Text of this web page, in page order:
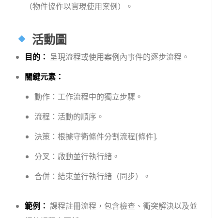
（物件協作以實現使用案例）。
活動圖
目的： 呈現流程或使用案例內事件的逐步流程。
關鍵元素：
動作 ：工作流程中的獨立步驟。
流程 ：活動的順序。
決策 ：根據守衛條件分割流程[條件].
分叉 ：啟動並行執行緒。
合併 ：結束並行執行緒（同步）。
範例： 課程註冊流程，包含檢查、衝突解決以及並